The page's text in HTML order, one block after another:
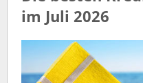
im Juli 2026